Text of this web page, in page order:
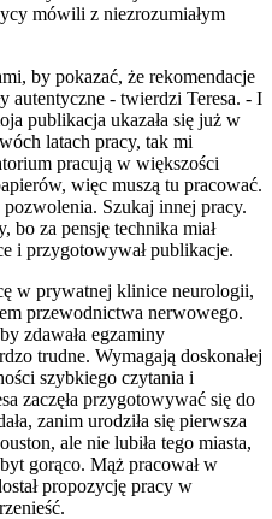
mówili z niezrozumiałym
by pokazać, że rekomendacje
autentyczne - twierdzi Teresa. - I
publikacja ukazała się już w
latach pracy, tak mi
pracują w większości
więc muszą tu pracować.
Szukaj innej pracy.
bo za pensję technika miał
i przygotowywał publikacje.
w prywatnej klinice neurologii,
przewodnictwa nerwowego.
zdawała egzaminy
trudne. Wymagają doskonałej
szybkiego czytania i
zaczęła przygotowywać się do
zanim urodziła się pierwsza
ale nie lubiła tego miasta,
gorąco. Mąż pracował w
propozycję pracy w